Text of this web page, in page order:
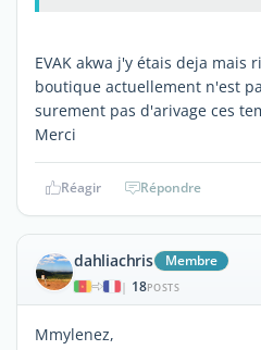
EVAK akwa j'y étais deja mais
boutique actuellement n'est
surement pas d'arivage ces
Merci
Réagir Répondre
dahliachris Membre
| 18POSTS
Mmylenez,